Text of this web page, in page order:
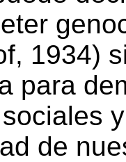
1934)
para
de